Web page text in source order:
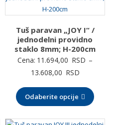
RSD
Tuš paravan „JOY I“ /
jednodelni providno
staklo 8mm; H-200cm
Cena: 11.694,00 RSD –
13.608,00 RSD
od
11.694,00
do
Odaberite opcije